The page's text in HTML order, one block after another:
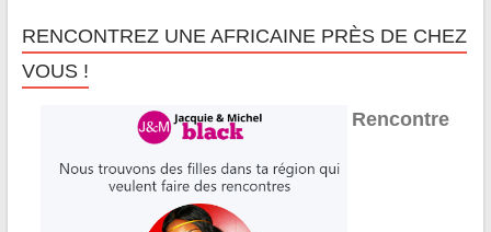
RENCONTREZ UNE AFRICAINE PRÈS DE CHEZ
VOUS !
Rencontre